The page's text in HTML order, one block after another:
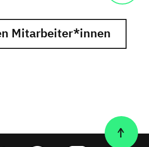
Mitarbeiter*innen
Nach